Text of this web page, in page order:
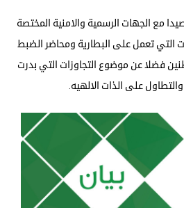
مع الجهات الرسمية والامنية المختصة
التي تعمل على البطارية ومحاضر الضبط
فضلا عن موضوع التجاوزات التي بدرت
على الذات الالهيه.